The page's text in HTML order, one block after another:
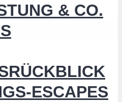
& CO.
ESCAPES